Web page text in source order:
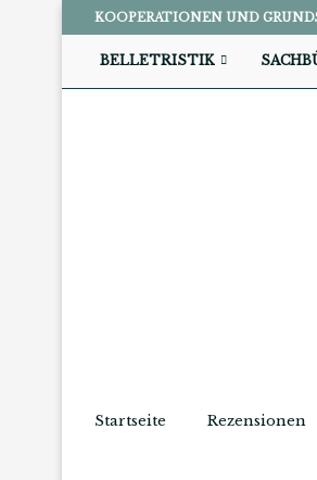
KOOPERATIONEN UND
BELLETRISTIK
Startseite Rezensionen